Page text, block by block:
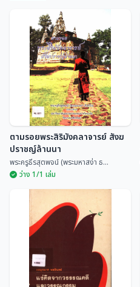
ตามรอยพระสิริมังคลาจารย์ สังฆ
ปราชญ์ล้านนา
พระครูธีรสุตพจน์ (พร...
ตามรอยพระสิริมังคลาจารย์ สังฆ
ปราชญ์ล้านนา
พระครูธีรสุตพจน์ (พระมหาสง่า ธ...
ว่าง 1/1 เล่ม